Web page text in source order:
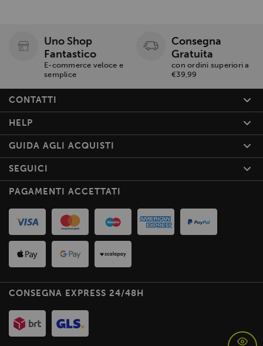
Uno Shop
Fantastico
E-commerce veloce e
semplice
Consegna
Gratuita
con ordini superiori a
€39,99
CONTATTI
HELP
GUIDA AGLI ACQUISTI
SEGUICI
PAGAMENTI ACCETTATI
CONSEGNA EXPRESS 24/48H